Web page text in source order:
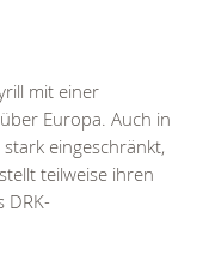
mit einer
Europa. Auch in
eingeschränkt,
teilweise ihren
DRK-